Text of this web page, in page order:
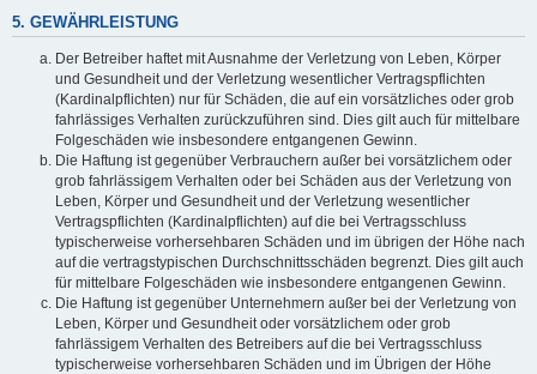
5. GEWÄHRLEISTUNG
Der Betreiber haftet mit Ausnahme der Verletzung von Leben, Körper
und Gesundheit und der Verletzung wesentlicher Vertragspflichten
(Kardinalpflichten) nur für Schäden, die auf ein vorsätzliches oder grob
fahrlässiges Verhalten zurückzuführen sind. Dies gilt auch für mittelbare
Folgeschäden wie insbesondere entgangenen Gewinn.
Die Haftung ist gegenüber Verbrauchern außer bei vorsätzlichem oder
grob fahrlässigem Verhalten oder bei Schäden aus der Verletzung von
Leben, Körper und Gesundheit und der Verletzung wesentlicher
Vertragspflichten (Kardinalpflichten) auf die bei Vertragsschluss
typischerweise vorhersehbaren Schäden und im übrigen der Höhe nach
auf die vertragstypischen Durchschnittsschäden begrenzt. Dies gilt auch
für mittelbare Folgeschäden wie insbesondere entgangenen Gewinn.
Die Haftung ist gegenüber Unternehmern außer bei der Verletzung von
Leben, Körper und Gesundheit oder vorsätzlichem oder grob
fahrlässigem Verhalten des Betreibers auf die bei Vertragsschluss
typischerweise vorhersehbaren Schäden und im Übrigen der Höhe